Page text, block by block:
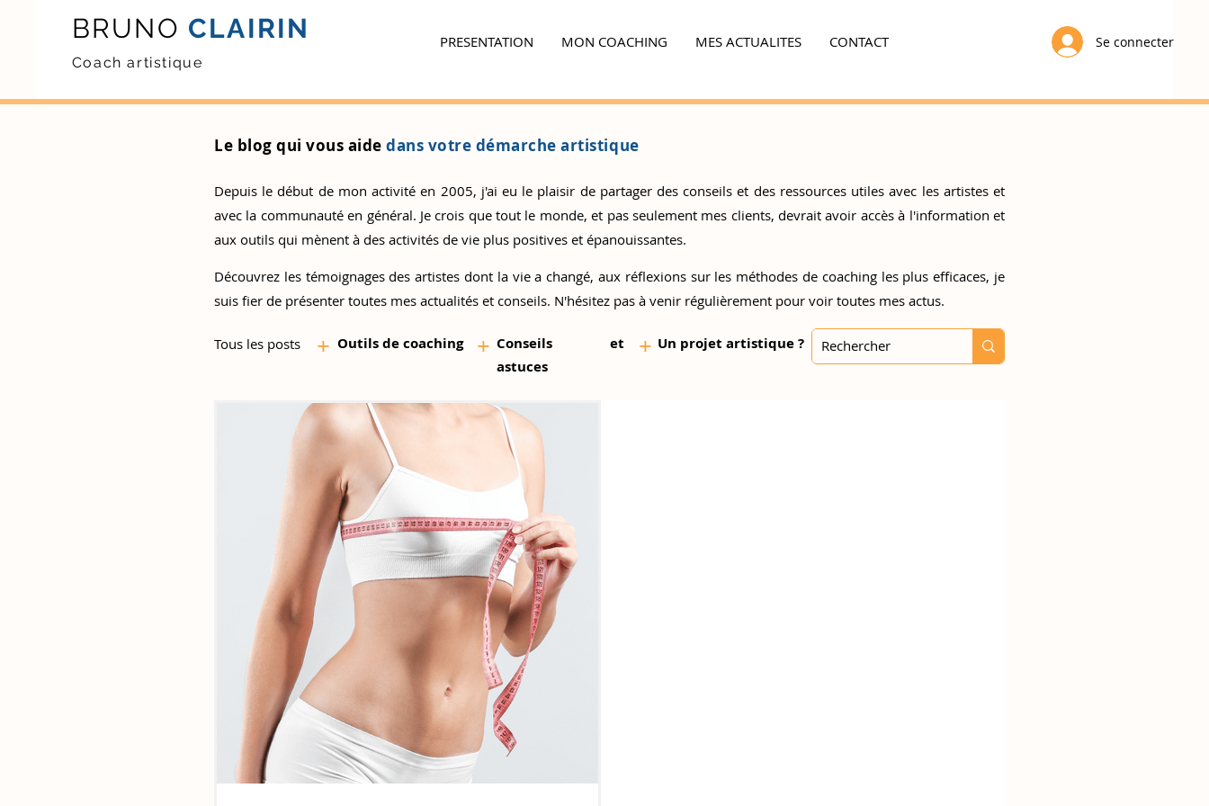
BRUNO CLAIRIN
Coach artistique
PRESENTATION MON COACHING MES ACTUALITES CONTACT Se connecter
Le blog qui vous aidedans votre démarche artistique
Depuis le début de mon activité en 2005, j'ai eu le plaisir de partager des conseils et des ressources utiles avec les artistes et
avec la communauté en général. Je crois que tout le monde, et pas seulement mes clients, devrait avoir accès à l'information et
aux outils qui mènent à des activités de vie plus positives et épanouissantes.
Découvrez les témoignages des artistes dont la vie a changé, aux réflexions sur les méthodes de coaching les plus efficaces, je
suis fier de présenter toutes mes actualités et conseils. N'hésitez pas à venir régulièrement pour voir toutes mes actus.
Tous les posts + Outils de coaching + Conseils et
astuces
+ Un projet artistique ?
Ensemble, faites la différence...